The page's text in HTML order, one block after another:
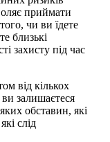
приймати
чи ви їдете
близькі
захисту під час
від кількох
залишаєтеся
обставин, які
слід